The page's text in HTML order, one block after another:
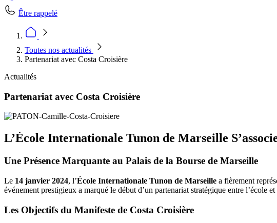
Être rappelé
Toutes nos actualités
Partenariat avec Costa Croisière
Actualités
Partenariat avec Costa Croisière
L’École Internationale Tunon de Marseille
Une Présence Marquante au Palais de la Bourse de Marseille
Le 14 janvier 2024, l’École Internationale Tunon de Marseille a fièrement
événement prestigieux a marqué le début d’un partenariat stratégique entre l’école
Les Objectifs du Manifeste de Costa Croisière